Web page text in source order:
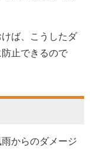
ば、こうしたダ
止できるので
からのダメージ